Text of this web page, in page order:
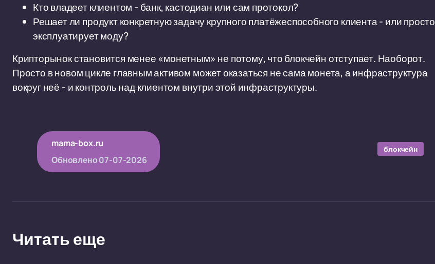
Кто владеет клиентом - банк, кастодиан или сам протокол?
Решает ли продукт конкретную задачу крупного платёжеспособного клиента - или просто
эксплуатирует моду?
Крипторынок становится менее «монетным» не потому, что блокчейн отступает. Наоборот.
Просто в новом цикле главным активом может оказаться не сама монета, а инфраструктура
вокруг неё - и контроль над клиентом внутри этой инфраструктуры.
mama-box.ru
Обновлено07-07-2026
блокчейн
Читать еще